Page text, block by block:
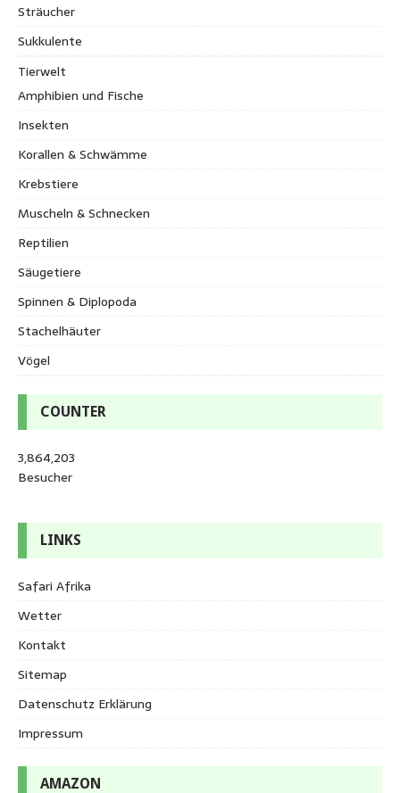
Sträucher
Sukkulente
Tierwelt
Amphibien und Fische
Insekten
Korallen & Schwämme
Krebstiere
Muscheln & Schnecken
Reptilien
Säugetiere
Spinnen & Diplopoda
Stachelhäuter
Vögel
COUNTER
3,864,203
Besucher
LINKS
Safari Afrika
Wetter
Kontakt
Sitemap
Datenschutz Erklärung
Impressum
AMAZON